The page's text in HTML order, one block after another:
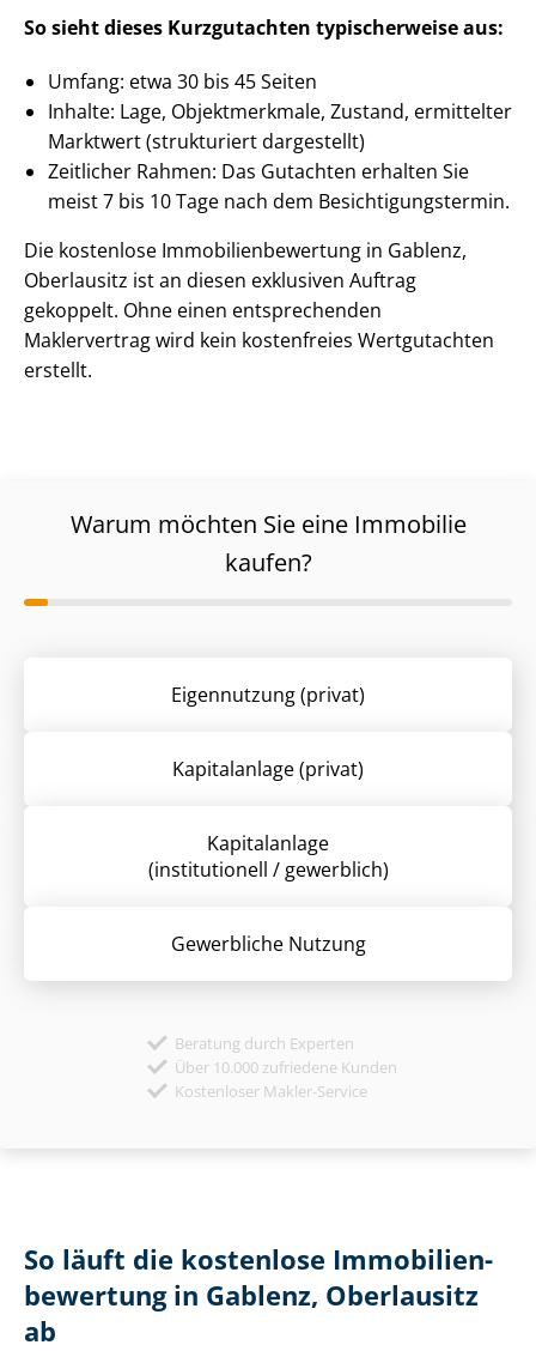
So sieht dieses Kurzgutachten typischerweise aus:
Umfang: etwa 30 bis 45 Seiten
Inhalte: Lage, Objektmerkmale, Zustand, ermittelter
Marktwert (strukturiert dargestellt)
Zeitlicher Rahmen: Das Gutachten erhalten Sie
meist 7 bis 10 Tage nach dem Be­sich­ti­gungs­ter­min.
Die kostenlose Im­mo­bi­li­en­be­wer­tung in Gablenz,
Oberlausitz ist an diesen exklusiven Auftrag
gekoppelt. Ohne einen entsprechenden
Maklervertrag wird kein kostenfreies Wertgutachten
erstellt.
Warum möchten Sie eine Immobilie
kaufen?
Eigennutzung (privat)
Kapitalanlage (privat)
Kapitalanlage
(institutionell / gewerblich)
Gewerbliche Nutzung
Beratung durch Experten
Über 10.000 zufriedene Kunden
Kostenloser Makler-Service
So läuft die kostenlose Im­mo­bi­li­en­
be­wer­tung in Gablenz, Oberlausitz
ab